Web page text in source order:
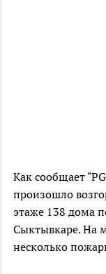
Как сообщает
произошло
этаже 138 дома
Сыктывкаре. На
несколько